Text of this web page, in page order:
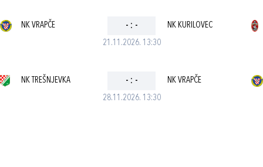
21.11.2026. 13:30
NK VRAPČE - : - NK KURILOVEC
28.11.2026. 13:30
NK TREŠNJEVKA - : - NK VRAPČE